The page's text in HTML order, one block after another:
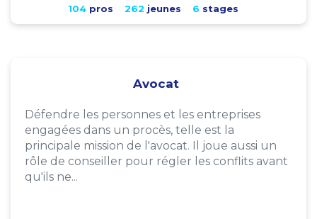
104pros 262 jeunes 6 stages
Avocat
Défendre les personnes et les entreprises
engagées dans un procès, telle est la
principale mission de l'avocat. Il joue aussi un
rôle de conseiller pour régler les conflits avant
qu'ils ne...